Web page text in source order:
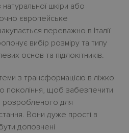
шкіри або
європейське
переважно в Італії
вибір розміру та типу
основ та підлокітників.
з трансформацією в ліжко
покоління, щоб забезпечити
розробленого для
Вони дуже прості в
доповнені